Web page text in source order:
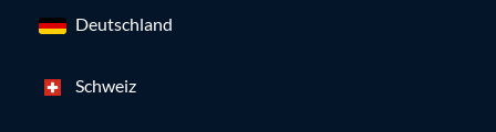
Deutschland
Schweiz